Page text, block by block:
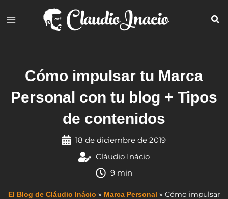
Cómo impulsar tu Marca
Personal con tu blog + Tipos
de contenidos
18 de diciembre de 2019
Cláudio Inácio
9 min
El Blog de Cláudio Inácio » Marca Personal » Cómo impulsar